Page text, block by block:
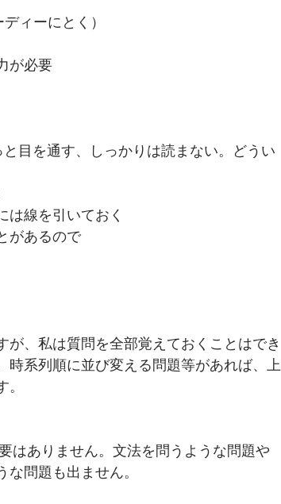
ィーにとく）
が必要
目を通す、しっかりは読まない。どうい
線を引いておく
あるので
、私は質問を全部覚えておくことはでき
系列順に並び変える問題等があれば、上
はありません。文法を問うような問題や
問題も出ません。